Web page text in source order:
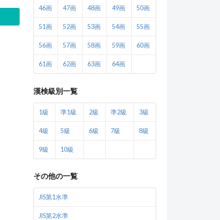
46画 47画 48画 49画 50画
51画 52画 53画 54画 55画
56画 57画 58画 59画 60画
61画 62画 63画 64画
漢検級別一覧
1級 準1級 2級 準2級 3級
4級 5級 6級 7級 8級
9級 10級
その他の一覧
JIS第1水準
JIS第2水準